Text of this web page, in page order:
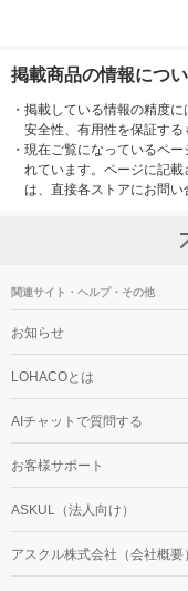
掲載商品の情報につ
・ 掲載している情報の精度に
安全性、有用性を保証する
・ 現在ご覧になっているペ
れています。ページに記
は、直接各ストアにお問い
関連サイト・ヘルプ・その他
お知らせ
LOHACOとは
AIチャットで質問する
お客様サポート
ASKUL（法人向け）
アスクル株式会社（会社概要）